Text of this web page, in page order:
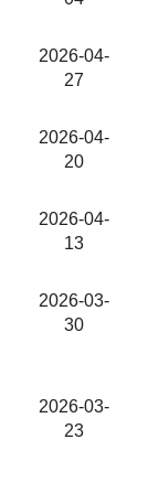
2026-04-
27
2026-04-
20
2026-04-
13
2026-03-
30
2026-03-
23